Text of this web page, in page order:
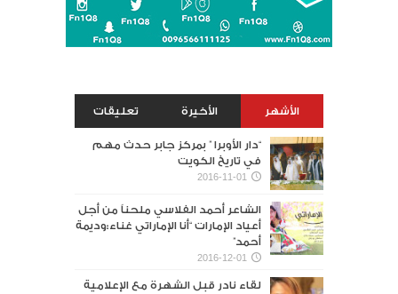
الأشهر الأخيرة تعليقات
“دار الأوبرا ” بمركز جابر حدث مهم
في تاريخ الكويت
2016-11-01
الشاعر أحمد الفلاسي ملحناً من أجل
أعياد الإمارات “أنا الإماراتي غناء:وديمة
أحمد”
2016-12-01
لقاء نادر قبل الشهرة مع الإعلامية